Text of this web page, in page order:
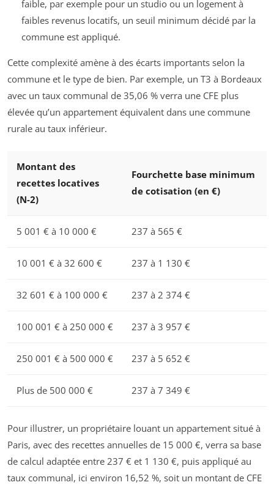
faible, par exemple pour un studio ou un logement à
faibles revenus locatifs, un seuil minimum décidé par la
commune est appliqué.
Cette complexité amène à des écarts importants selon la
commune et le type de bien. Par exemple, un T3 à Bordeaux
avec un taux communal de 35,06 % verra une CFE plus
élevée qu’un appartement équivalent dans une commune
rurale au taux inférieur.
Montant des
recettes locatives
(N-2)
Fourchette base minimum
de cotisation (en €)
5 001 € à 10 000 € 237 à 565 €
10 001 € à 32 600 € 237 à 1 130 €
32 601 € à 100 000 € 237 à 2 374 €
100 001 € à 250 000 € 237 à 3 957 €
250 001 € à 500 000 € 237 à 5 652 €
Plus de 500 000 € 237 à 7 349 €
Pour illustrer, un propriétaire louant un appartement situé à
Paris, avec des recettes annuelles de 15 000 €, verra sa base
de calcul adaptée entre 237 € et 1 130 €, puis appliqué au
taux communal, ici environ 16,52 %, soit un montant de CFE